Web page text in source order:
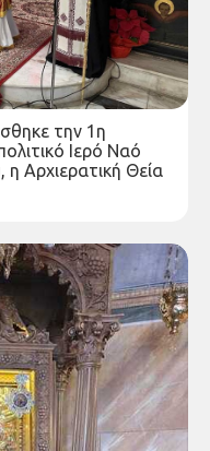
Δοξολογία για
Ιερά Μητρόπολη
την 1η
Ιερό Ναό
Αρχιερατική Θεία